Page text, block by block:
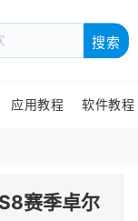
搜索
应用教程 软件教程
赛季卓尔